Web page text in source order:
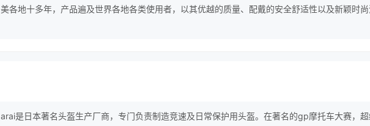
美各地十多年，产品遍及世界各地各类使用者，以其优越的质量、配戴的安全舒适性以及新颖时尚
arai是日本著名头盔生产厂商，专门负责制造竞速及日常保护用头盔。在著名的gp摩托车大赛，